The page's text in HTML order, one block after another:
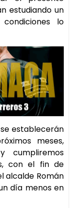
estudiando un
lo
establecerán
meses,
cumpliremos
con el fin de
alcalde Román
día menos en